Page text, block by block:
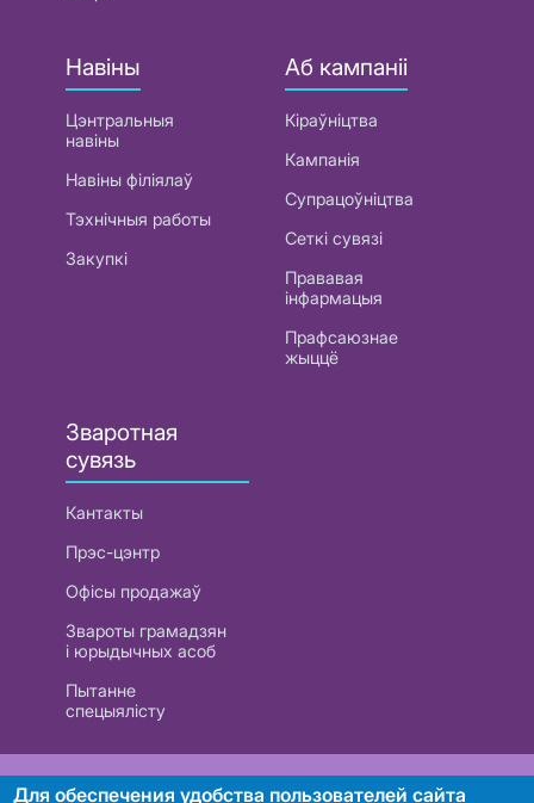
Навіны
Цэнтральныя
навіны
Навіны філіялаў
Тэхнічныя работы
Закупкі
Аб кампаніі
Кіраўніцтва
Кампанія
Супрацоўніцтва
Сеткі сувязі
Прававая
інфармацыя
Прафсаюзнае
жыццё
Зваротная
сувязь
Кантакты
Прэс-цэнтр
Офісы продажаў
Звароты грамадзян
і юрыдычных асоб
Пытанне
спецыялісту
РУП «Белтэлекам». УНП 101007741
Для обеспечения удобства пользователей сайта